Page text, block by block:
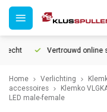
Vertrouwd online
Home Verlichting
accessoires
Klemko
LED male-female